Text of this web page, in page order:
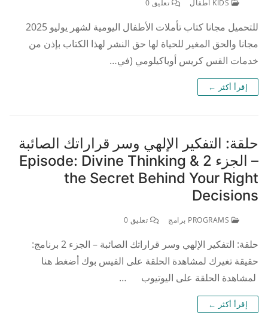
تعليق 0
للتحميل مجانا كتاب تأملات الأطفال اليومية لشهر يوليو 2025
مجانا والحق المغير للحياة لها حق النشر لهذا الكتاب بإذن من
خدمات القس كريس أوياكيلومي (في…
إقرأ أكثر ←
حلقة: التفكير الإلهي وسر قراراتك الصائبة
– الجزء 2 Episode: Divine Thinking &
the Secret Behind Your Right
Decisions
تعليق 0
حلقة: التفكير الإلهي وسر قراراتك الصائبة – الجزء 2 برنامج:
حقيقة تغيرك لمشاهدة الحلقة على الفيس بوك أضغط هنا
لمشاهدة الحلقة على اليوتيوب …
إقرأ أكثر ←